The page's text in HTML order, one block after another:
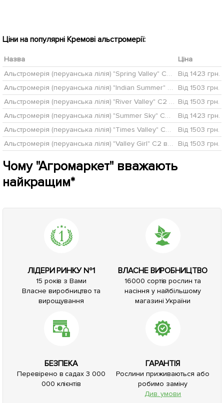
Ціни на популярні Кремові альстромерії:
Назва
Ціна
Альстромерія (перуанська лілія) "Spring Valley" С2 висота 30-60см
Від 1423 грн.
Альстромерія (перуанська лілія) "Indian Summer" С2 висота 30-60см
Від 1503 грн.
Альстромерія (перуанська лілія) "River Valley" С2 висота 30-60см Від 1503 грн.
Альстромерія (перуанська лілія) "Summer Sky" С2 висота 30-60см
Від 1423 грн.
Альстромерія (перуанська лілія) "Times Valley" С2 висота 30-60см
Від 1503 грн.
Альстромерія (перуанська лілія) "Valley Girl" С2 висота 30-60см
Від 1503 грн.
Чому "Агромаркет" вважають
найкращим*
ЛІДЕРИ РИНКУ №1
15 років з Вами
Власне виробництво та
вирощування
ВЛАСНЕ ВИРОБНИЦТВО
16000 сортів рослин та
насіння у найбільшому
магазині України
БЕЗПЕКА
Перевірено в садах 3 000
000 клієнтів
ГАРАНТІЯ
Рослини приживаються або
робимо заміну
Див. умови